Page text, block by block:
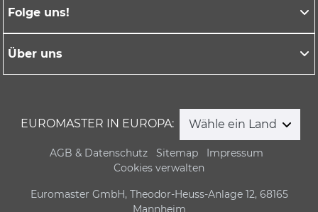
Folge uns!
Über uns
EUROMASTER IN EUROPA: Wähle ein Land
AGB & Datenschutz Sitemap
Impressum
Cookies verwalten
Euromaster GmbH, Theodor-Heuss-Anlage 12, 68165
Mannheim